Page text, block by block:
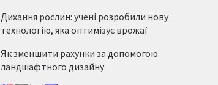
Дихання рослин: учені розробили нову
технологію, яка оптимізує врожаї
Як зменшити рахунки за допомогою
ландшафтного дизайну